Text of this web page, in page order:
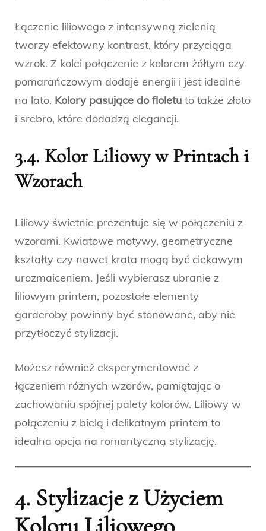
Łączenie liliowego z intensywną zielenią
tworzy efektowny kontrast, który przyciąga
wzrok. Z kolei połączenie z kolorem żółtym czy
pomarańczowym dodaje energii i jest idealne
na lato. Kolory pasujące do fioletu to także złoto
i srebro, które dodadzą elegancji.
3.4. Kolor Liliowy w Printach i
Wzorach
Liliowy świetnie prezentuje się w połączeniu z
wzorami. Kwiatowe motywy, geometryczne
kształty czy nawet krata mogą być ciekawym
urozmaiceniem. Jeśli wybierasz ubranie z
liliowym printem, pozostałe elementy
garderoby powinny być stonowane, aby nie
przytłoczyć stylizacji.
Możesz również eksperymentować z
łączeniem różnych wzorów, pamiętając o
zachowaniu spójnej palety kolorów. Liliowy w
połączeniu z bielą i delikatnym printem to
idealna opcja na romantyczną stylizację.
4. Stylizacje z Użyciem